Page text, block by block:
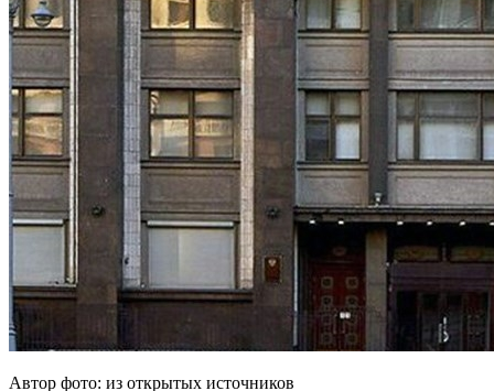
Автор фото: из открытых источников